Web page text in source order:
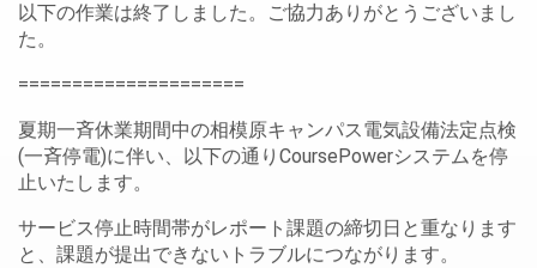
以下の作業は終了しました。ご協力ありがとうございまし
た。
=====================
夏期一斉休業期間中の相模原キャンパス電気設備法定点検
(一斉停電)に伴い、以下の通りCoursePowerシステムを停
止いたします。
サービス停止時間帯がレポート課題の締切日と重なります
と、課題が提出できないトラブルにつながります。